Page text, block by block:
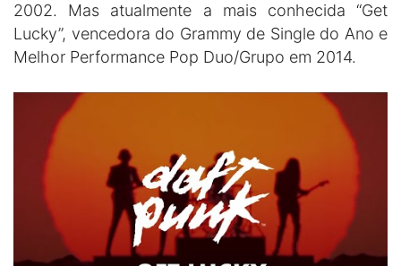
2002. Mas atualmente a mais conhecida “Get
Lucky”, vencedora do Grammy de Single do Ano e
Melhor Performance Pop Duo/Grupo em 2014.